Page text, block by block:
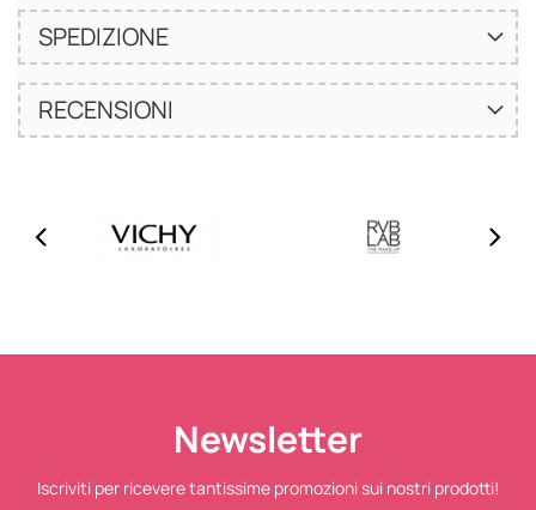
SPEDIZIONE
RECENSIONI
Newsletter
Iscriviti per ricevere tantissime promozioni sui nostri prodotti!